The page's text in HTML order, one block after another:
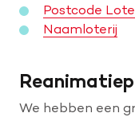
Postcode
Naamloterij
We hebben een